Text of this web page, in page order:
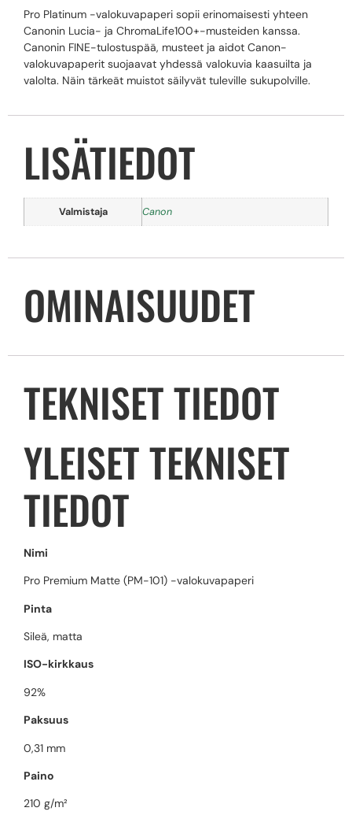
Pro Platinum -valokuvapaperi sopii erinomaisesti yhteen
Canonin Lucia- ja ChromaLife100+-musteiden kanssa.
Canonin FINE-tulostuspää, musteet ja aidot Canon-
valokuvapaperit suojaavat yhdessä valokuvia kaasuilta ja
valolta. Näin tärkeät muistot säilyvät tuleville sukupolville.
LISÄTIEDOT
Valmistaja Canon
OMINAISUUDET
TEKNISET TIEDOT
YLEISET TEKNISET
TIEDOT
Nimi
Pro Premium Matte (PM-101) -valokuvapaperi
Pinta
Sileä, matta
ISO-kirkkaus
92%
Paksuus
0,31 mm
Paino
210 g/m²